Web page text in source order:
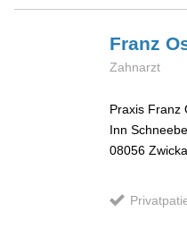
Franz
Zahnarzt
Praxis Franz
Inn
08056